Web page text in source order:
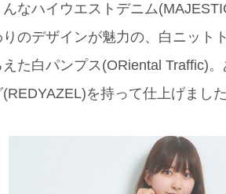
んなハイウエストデニム
のデザインが魅力の、白ニッ
た白パンプス(ORiental Traffic)
を持って仕上げました